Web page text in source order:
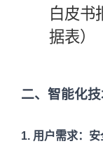
白皮书
据表）
二、智能化
1. 用户需求：